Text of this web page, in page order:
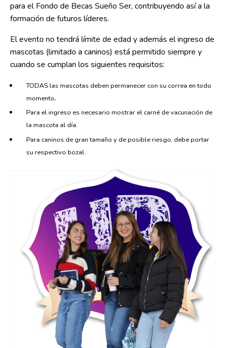
para el Fondo de Becas Sueño Ser, contribuyendo así a la
formación de futuros líderes.
El evento no tendrá límite de edad y además el ingreso de
mascotas (limitado a caninos) está permitido siempre y
cuando se cumplan los siguientes requisitos:
TODAS las mascotas deben permanecer con su correa en todo
momento.
Para el ingreso es necesario mostrar el carné de vacunación de
la mascota al día.
Para caninos de gran tamaño y de posible riesgo, debe portar
su respectivo bozal.